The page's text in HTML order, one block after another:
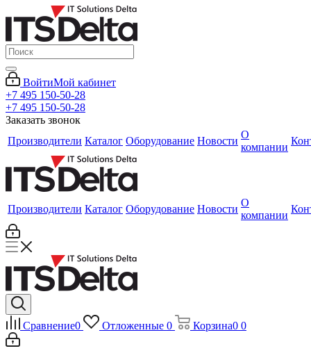
ВойтиМой кабинет
+7 495 150-50-28
+7 495 150-50-28
Заказать звонок
Производители Каталог Оборудование Новости
О
компании
Производители Каталог Оборудование Новости
О
компании
Сравнение0 Отложенные 0 Корзина0 0